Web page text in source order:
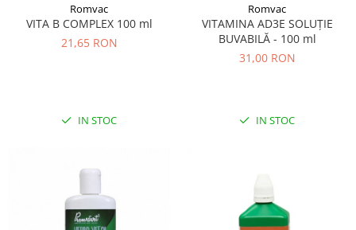
Romvac
VITA B COMPLEX 100 ml
21,65 RON
IN STOC
Romvac
VITAMINA AD3E SOLUȚIE
BUVABILĂ - 100 ml
31,00 RON
IN STOC